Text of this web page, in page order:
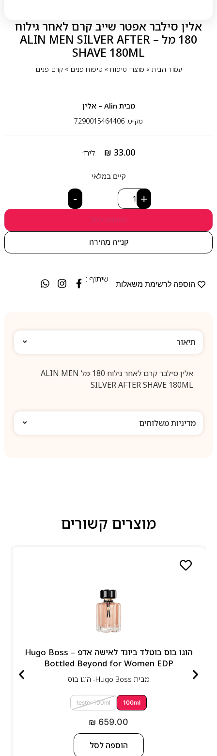
אלין סילבר אפטר שייב קרם לאחר גילוח
180 מל – ALIN MEN SILVER AFTER
SHAVE 180ML
עמוד הבית» מוצרי טיפוח» טיפוח פנים» קרם פנים
מבית Alin – אלין
מק״ט: 7290015464406
₪ 33.00 ליח׳
קיים במלאי
- +
הוספה לסל
קנייה מהירה
הוספה לרשימת משאלות
שיתוף :
תיאור
אלין סילבר קרם לאחר גילוח 180 מל ALIN MEN
SILVER AFTER SHAVE 180ML
מדיניות משלוחים
מוצרים קשורים
הוגו בוס בוטלד ביונד לאישה אדפ – Hugo Boss
Bottled Beyond for Women EDP
מבית Hugo Boss- הוגו בוס
100ml
tester 100ml
₪ 659.00
הוספה לסל